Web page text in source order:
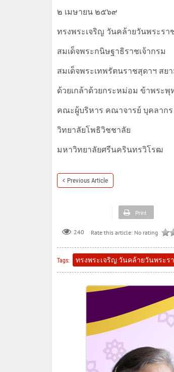
๒ เมษายน ๒๕๖๙
ทรงพระเจริญ วันคล้ายวันพระร
สมเด็จพระกนิษฐาธิราชเจ้ากรม
สมเด็จพระเทพรัตนราชสุดาฯ สย
ด้วยเกล้าด้วยกระหม่อม ข้าพระพุ
คณะผู้บริหาร คณาจารย์ บุคลาก
วิทยาลัยโพธิวิชชาลัย
มหาวิทยาลัยศรีนครินทรวิโรฒ
Previous Article
Print
240 Rate this article: No rating
Tags: ทรงพระเจริญ วันคล้ายวันพระร